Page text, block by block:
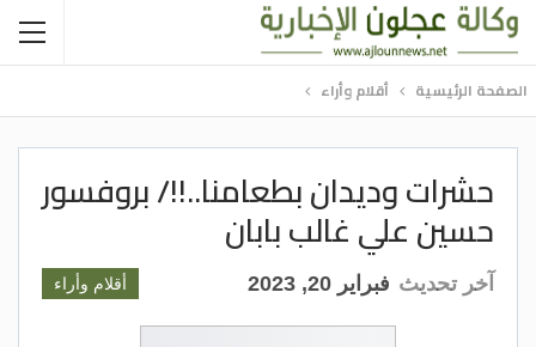
الصفحة الرئيسية أقلام وأراء
حشرات وديدان بطعامنا..!!/ بروفسور
حسين علي غالب بابان
أقلام وأراء آخر تحديث فبراير 20, 2023